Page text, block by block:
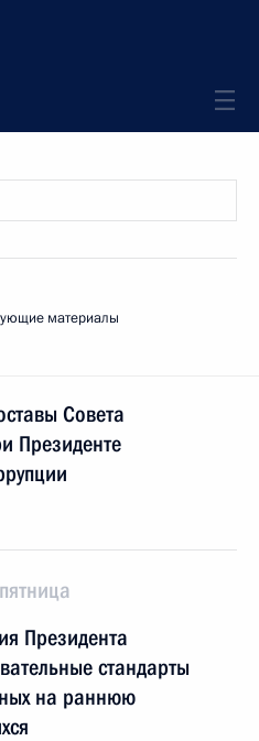
материалы
Совета
Президенте
Президента
стандарты
на раннюю